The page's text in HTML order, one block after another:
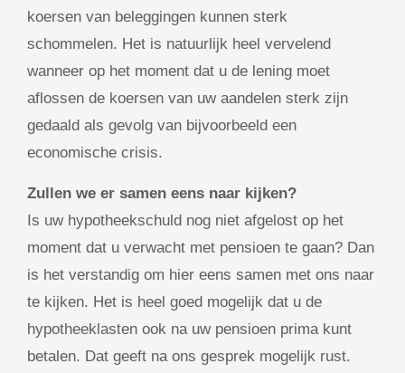
koersen van beleggingen kunnen sterk
schommelen. Het is natuurlijk heel vervelend
wanneer op het moment dat u de lening moet
aflossen de koersen van uw aandelen sterk zijn
gedaald als gevolg van bijvoorbeeld een
economische crisis.
Zullen we er samen eens naar kijken?
Is uw hypotheekschuld nog niet afgelost op het
moment dat u verwacht met pensioen te gaan? Dan
is het verstandig om hier eens samen met ons naar
te kijken. Het is heel goed mogelijk dat u de
hypotheeklasten ook na uw pensioen prima kunt
betalen. Dat geeft na ons gesprek mogelijk rust.